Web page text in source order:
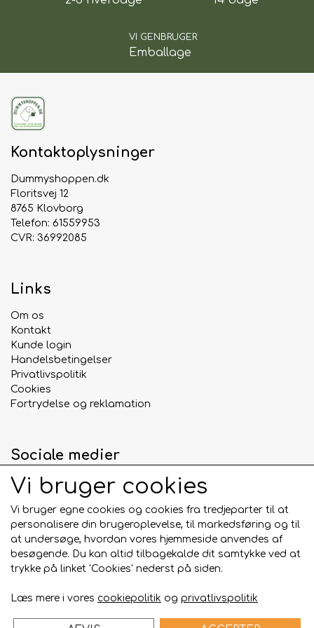
Whesco tennisbolde fås i flere størrelser, så du
mellemstore og store hunde.
Fordele
Specielt udviklet til hunde
Slidstærk kvalitet til mange timers leg
Skånsom filtbelægning uden slibende
materialer
Perfekt til apport, kast og hent
Godt opspring og nem for hunden at gribe
hunderacer
Ideel til
Apporttræning
Aktiv leg i haven, skoven eller på stranden
Mental og fysisk stimulering
Hvalpe, unghunde og voksne hunde
apportbold, som indbyder til timevis af sjov leg og
træning.
VI GENBRUGER
Emballage
Kontaktoplysninger
Dummyshoppen.dk
Floritsvej 12
8765 Klovborg
Telefon: 61559953
CVR: 36992085
Links
Om os
Kontakt
Kunde login
Handelsbetingelser
Privatlivspolitik
Cookies
Fortrydelse og reklamation
Sociale medier
Betalingskort
Vi bruger cookies
Vi bruger egne cookies og cookies fra tredjeparter til at
personalisere din brugeroplevelse, til markedsføring og til
at undersøge, hvordan vores hjemmeside anvendes af
besøgende. Du kan altid tilbagekalde dit samtykke ved at
trykke på linket 'Cookies' nederst på siden.
Læs mere i vores cookiepolitik og privatlivspolitik